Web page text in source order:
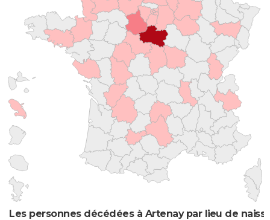
Les personnes décédées à Artenay par lieu de